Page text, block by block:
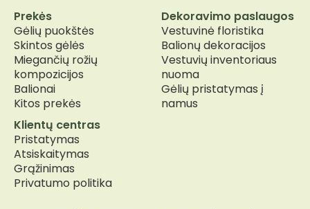
product
page
product
page
Prekės
Gėlių puokštės
Skintos gėlės
Miegančių rožių
kompozicijos
Balionai
Kitos prekės
Dekoravimo paslaugos
Vestuvinė floristika
Balionų dekoracijos
Vestuvių inventoriaus
nuoma
Gėlių pristatymas į
namus
Klientų centras
Pristatymas
Atsiskaitymas
Grąžinimas
Privatumo politika